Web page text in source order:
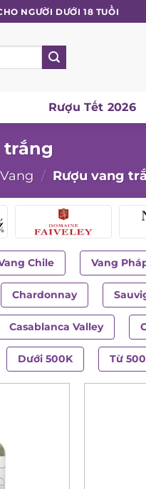
NGƯỜI DƯỚI 18 TUỔI
Rượu Tết 2026
trắng
/ Rượu vang
Chile Vang
Chardonnay
Casablanca Valley
Dưới 500K Từ